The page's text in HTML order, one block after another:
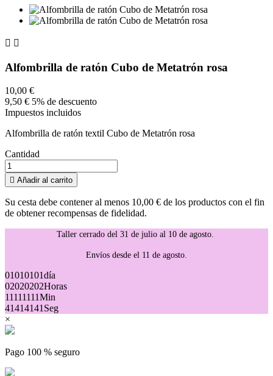
 
Alfombrilla de ratón Cubo de Metatrón rosa
10,00 €
9,50 € 5% de descuento
Impuestos incluidos
Alfombrilla de ratón textil Cubo de Metatrón rosa
Cantidad
 Añadir al carrito
Su cesta debe contener al menos 10,00 € de los productos con el fin
de obtener recompensas de fidelidad.
Taller cerrado del 31 de julio al 10 de agosto.
Envíos desde el 11 de agosto.
01010101día
02020202Horas
11111111Min
41414141Seg
×
Pago 100 % seguro